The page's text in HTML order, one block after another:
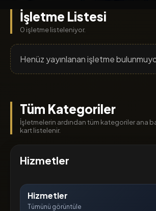
İşletme Listesi
0 işletme listeleniyor.
Henüz yayınlanan işletme
Tüm Kategoriler
İşletmelerin ardından tüm kategoriler ana
kart listelenir.
Hizmetler
Hizmetler
Tümünü görüntüle